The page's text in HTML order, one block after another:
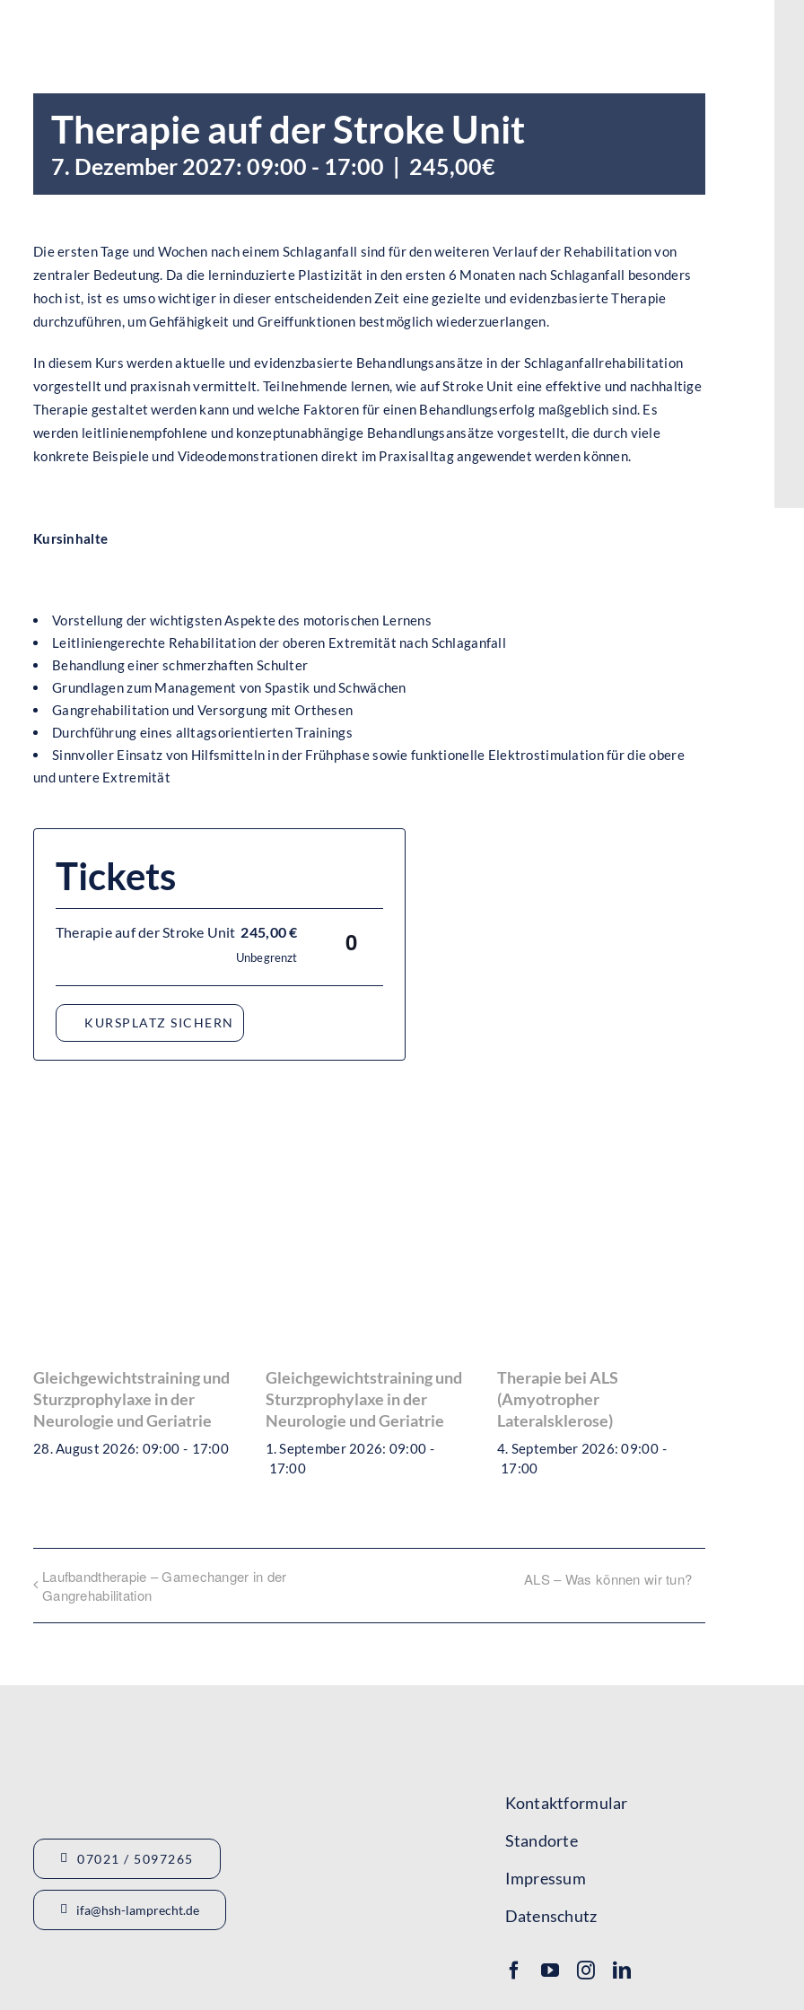
Therapie auf der Stroke Unit
7. Dezember 2027: 09:00 - 17:00 | 245,00€
Die ersten Tage und Wochen nach einem Schlaganfall sind für den weiteren Verlauf der Rehabilitation von
zentraler Bedeutung. Da die lerninduzierte Plastizität in den ersten 6 Monaten nach Schlaganfall besonders
hoch ist, ist es umso wichtiger in dieser entscheidenden Zeit eine gezielte und evidenzbasierte Therapie
durchzuführen, um Gehfähigkeit und Greiffunktionen bestmöglich wiederzuerlangen.
In diesem Kurs werden aktuelle und evidenzbasierte Behandlungsansätze in der Schlaganfallrehabilitation
vorgestellt und praxisnah vermittelt. Teilnehmende lernen, wie auf Stroke Unit eine effektive und nachhaltige
Therapie gestaltet werden kann und welche Faktoren für einen Behandlungserfolg maßgeblich sind. Es
werden leitlinienempfohlene und konzeptunabhängige Behandlungsansätze vorgestellt, die durch viele
konkrete Beispiele und Videodemonstrationen direkt im Praxisalltag angewendet werden können.
Kursinhalte
Vorstellung der wichtigsten Aspekte des motorischen Lernens
Leitliniengerechte Rehabilitation der oberen Extremität nach Schlaganfall
Behandlung einer schmerzhaften Schulter
Grundlagen zum Management von Spastik und Schwächen
Gangrehabilitation und Versorgung mit Orthesen
Durchführung eines alltagsorientierten Trainings
Sinnvoller Einsatz von Hilfsmitteln in der Frühphase sowie funktionelle Elektrostimulation für die obere
und untere Extremität
Tickets
Therapie auf der Stroke Unit 245,00€
Unbegrenzt
Anzahl
Gleichgewichtstraining und
Sturzprophylaxe in der
Neurologie und Geriatrie
28. August 2026: 09:00 - 17:00
Gleichgewichtstraining und
Sturzprophylaxe in der
Neurologie und Geriatrie
1. September 2026: 09:00 -
17:00
Therapie bei ALS
(Amyotropher
Lateralsklerose)
4. September 2026: 09:00 -
17:00
Laufbandtherapie – Gamechanger in der
Gangrehabilitation
ALS – Was können wir tun?
07021 / 5097265
ifa@hsh-lamprecht.de
Kontaktformular
Standorte
Impressum
Datenschutz